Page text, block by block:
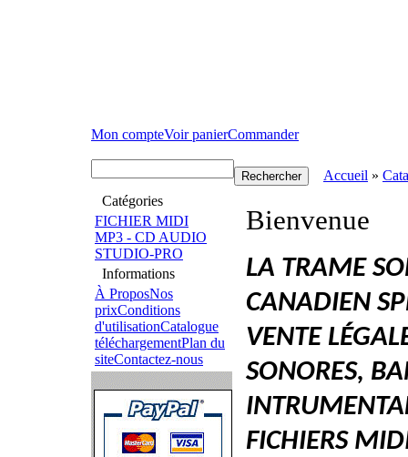
Mon compteVoir panierCommander
Accueil »
Catégories
FICHIER MIDI
MP3 - CD AUDIO
STUDIO-PRO
Informations
À ProposNos
prixConditions
d'utilisationCatalogue
téléchargementPlan du
siteContactez-nous
Bienvenue
LA TRAME
CANADIEN
VENTE
SONORES,
FICHIERS